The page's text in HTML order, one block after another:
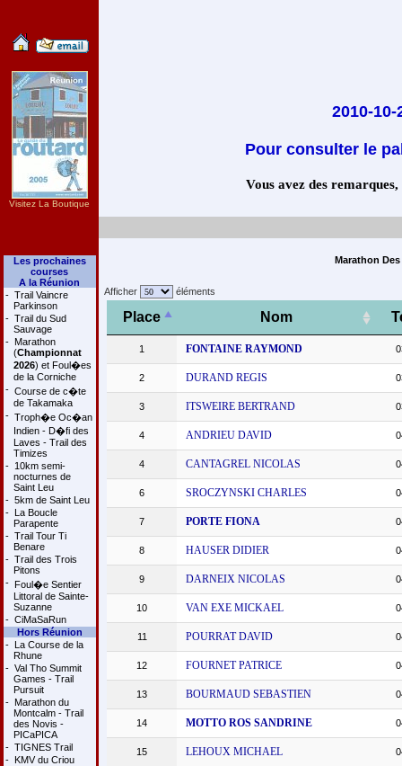
Visitez La Boutique
Les prochaines
courses
A la Réunion
- Trail Vaincre
Parkinson
- Trail du Sud
Sauvage
- Marathon
(Championnat
2026) et Foul�es
de la Corniche
- Course de c�te
de Takamaka
- Troph�e Oc�an
Indien - D�fi des
Laves - Trail des
Timizes
- 10km semi-
nocturnes de
Saint Leu
- 5km de Saint Leu
- La Boucle
Parapente
- Trail Tour Ti
Benare
- Trail des Trois
Pitons
- Foul�e Sentier
Littoral de Sainte-
Suzanne
- CiMaSaRun
Hors Réunion
- La Course de la
Rhune
- Val Tho Summit
Games - Trail
Pursuit
- Marathon du
Montcalm - Trail
des Novis -
PICaPICA
- TIGNES Trail
- KMV du Criou
2010-
Pour consulter le
Vous avez des
Marathon
Afficher éléments
Place Nom
1 FONTAINE RAYMOND
2 DURAND REGIS
3 ITSWEIRE BERTRAND
4 ANDRIEU DAVID
4 CANTAGREL NICOLAS
6 SROCZYNSKI CHARLES
7 PORTE FIONA
8 HAUSER DIDIER
9 DARNEIX NICOLAS
10 VAN EXE MICKAEL
11 POURRAT DAVID
12 FOURNET PATRICE
13 BOURMAUD SEBASTIEN
14 MOTTO ROS SANDRINE
15 LEHOUX MICHAEL